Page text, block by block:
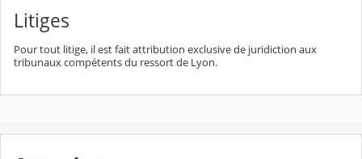
Litiges
Pour tout litige, il est fait attribution exclusive de juridiction aux
tribunaux compétents du ressort de Lyon.